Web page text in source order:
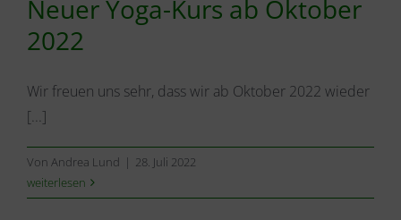
Neuer Yoga-Kurs ab Oktober
2022
Wir freuen uns sehr, dass wir ab Oktober 2022 wieder
[...]
Von Andrea Lund | 28. Juli 2022
weiterlesen